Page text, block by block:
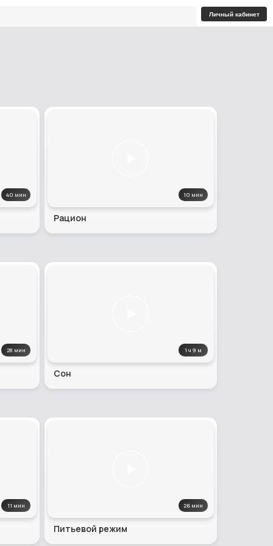
Личный кабинет
40 мин
Рацион
10 мин
28 мин
Сон
1 ч 9 м
11 мин
Питьевой режим
26 мин